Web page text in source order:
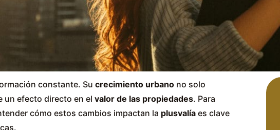
constante. Su crecimiento urbano no solo
un efecto directo en el valor de las propiedades. Para
cómo estos cambios impactan la plusvalía es clave